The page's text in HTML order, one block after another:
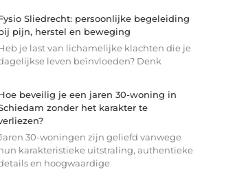
Sliedrecht: persoonlijke begeleiding
pijn, herstel en beweging
je last van lichamelijke klachten die je
leven beïnvloeden? Denk
beveilig je een jaren 30-woning in
zonder het karakter te
30-woningen zijn geliefd vanwege
karakteristieke uitstraling, authentieke
en hoogwaardige